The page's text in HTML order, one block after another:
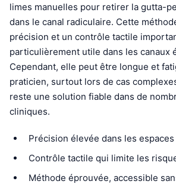
limes manuelles pour retirer la gutta-
dans le canal radiculaire. Cette
précision et un contrôle tactile
particulièrement utile dans les canaux
Cependant, elle peut être longue et
praticien, surtout lors de cas
reste une solution fiable dans de
cliniques.
Précision élevée dans les espaces
Contrôle tactile qui limite les
Méthode éprouvée, accessible